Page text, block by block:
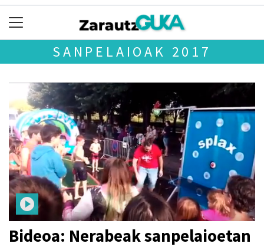
SANPELAIOAK 2017
Bideoa: Nerabeak sanpelaioetan